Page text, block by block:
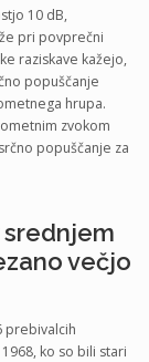
10 dB,
pri povprečni
raziskave kažejo,
popuščanje
hrupa.
zvokom
popuščanje za
srednjem
večjo
prebivalcih
ko so bili stari